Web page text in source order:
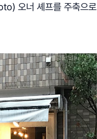
오너 셰프를 주축으로